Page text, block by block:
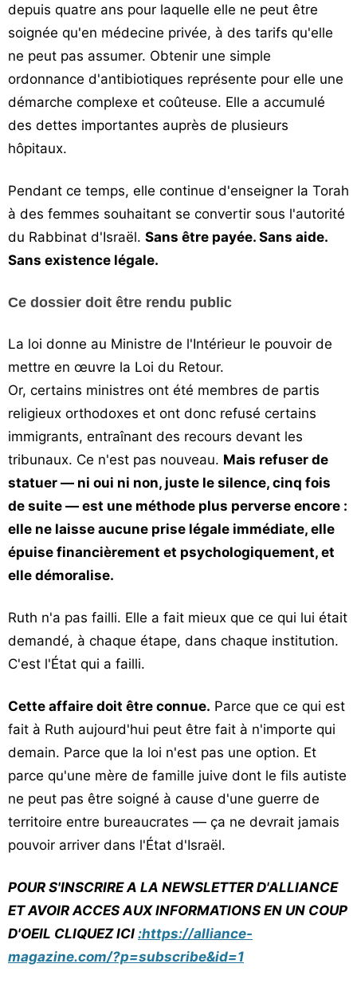
depuis quatre ans pour laquelle elle ne peut être
soignée qu'en médecine privée, à des tarifs qu'elle
ne peut pas assumer. Obtenir une simple
ordonnance d'antibiotiques représente pour elle une
démarche complexe et coûteuse. Elle a accumulé
des dettes importantes auprès de plusieurs
hôpitaux.
Pendant ce temps, elle continue d'enseigner la Torah
à des femmes souhaitant se convertir sous l'autorité
du Rabbinat d'Israël. Sans être payée. Sans aide.
Sans existence légale.
Ce dossier doit être rendu public
La loi donne au Ministre de l'Intérieur le pouvoir de
mettre en œuvre la Loi du Retour.
Or, certains ministres ont été membres de partis
religieux orthodoxes et ont donc refusé certains
immigrants, entraînant des recours devant les
tribunaux. Ce n'est pas nouveau. Mais refuser de
statuer — ni oui ni non, juste le silence, cinq fois
de suite — est une méthode plus perverse encore :
elle ne laisse aucune prise légale immédiate, elle
épuise financièrement et psychologiquement, et
elle démoralise.
Ruth n'a pas failli. Elle a fait mieux que ce qui lui était
demandé, à chaque étape, dans chaque institution.
C'est l'État qui a failli.
Cette affaire doit être connue. Parce que ce qui est
fait à Ruth aujourd'hui peut être fait à n'importe qui
demain. Parce que la loi n'est pas une option. Et
parce qu'une mère de famille juive dont le fils autiste
ne peut pas être soigné à cause d'une guerre de
territoire entre bureaucrates — ça ne devrait jamais
pouvoir arriver dans l'État d'Israël.
POUR S'INSCRIRE A LA NEWSLETTER D'ALLIANCE
ET AVOIR ACCES AUX INFORMATIONS EN UN COUP
D'OEIL CLIQUEZ ICI :https://alliance-
magazine.com/?p=subscribe&id=1